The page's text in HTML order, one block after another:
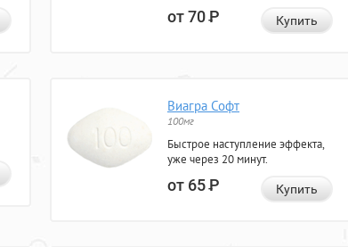
от 70Р Купить
Виагра Софт
100мг
Быстрое наступление эффекта,
уже через 20 минут.
от 65Р Купить